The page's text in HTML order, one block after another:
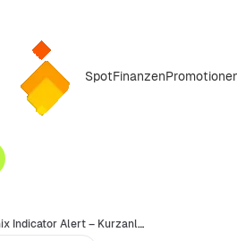
SpotFinanzen
Bitunix Indicator Alert – Kurzanleitung zur Erstellung